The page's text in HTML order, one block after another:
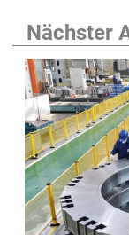
Nächster